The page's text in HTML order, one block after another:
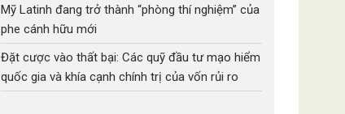
Mỹ Latinh đang trở thành “phòng thí nghiệm” của
phe cánh hữu mới
Đặt cược vào thất bại: Các quỹ đầu tư mạo hiểm
quốc gia và khía cạnh chính trị của vốn rủi ro